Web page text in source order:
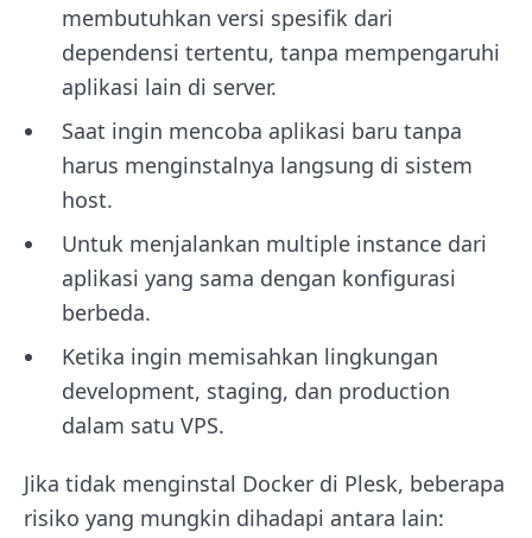
membutuhkan versi spesifik dari
dependensi tertentu, tanpa mempengaruhi
aplikasi lain di server.
Saat ingin mencoba aplikasi baru tanpa
harus menginstalnya langsung di sistem
host.
Untuk menjalankan multiple instance dari
aplikasi yang sama dengan konfigurasi
berbeda.
Ketika ingin memisahkan lingkungan
development, staging, dan production
dalam satu VPS.
Jika tidak menginstal Docker di Plesk, beberapa
risiko yang mungkin dihadapi antara lain: